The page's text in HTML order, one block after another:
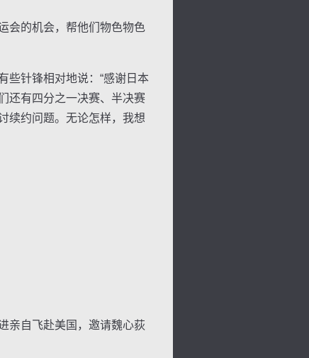
背 字 宽 滚
会的机会，帮他们物色物色
针锋相对地说：“感谢日本
还有四分之一决赛、半决赛
续约问题。无论怎样，我想
自飞赴美国，邀请魏心荻